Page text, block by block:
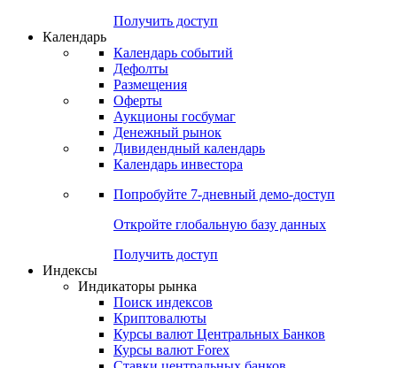
Получить доступ
Календарь
Календарь событий
Дефолты
Размещения
Оферты
Аукционы госбумаг
Денежный рынок
Дивидендный календарь
Календарь инвестора
Попробуйте 7-дневный демо-доступ
Откройте глобальную базу данных
Получить доступ
Индексы
Индикаторы рынка
Поиск индексов
Криптовалюты
Курсы валют Центральных Банков
Курсы валют Forex